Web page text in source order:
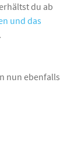
du ab
und das
nun ebenfalls